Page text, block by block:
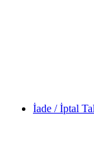
İade / İptal